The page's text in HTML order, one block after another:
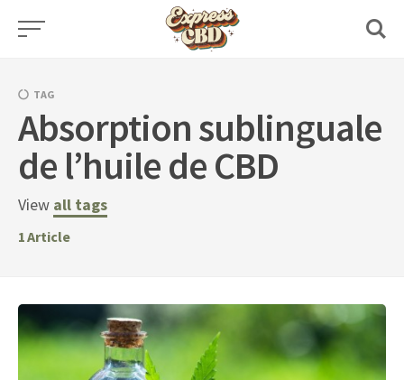
Skip
TAG
Absorption sublinguale
de l’huile de CBD
View all tags
1Article